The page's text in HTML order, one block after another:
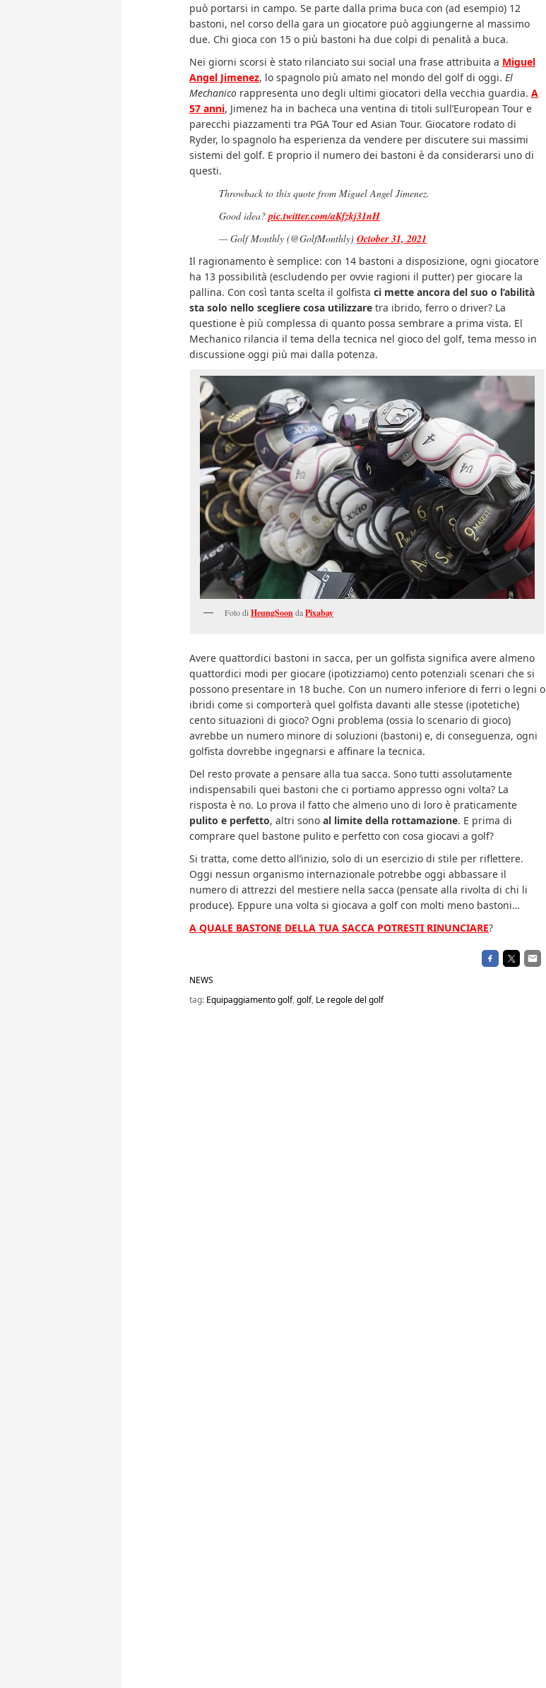
può portarsi in campo. Se parte dalla prima buca con (ad esempio) 12
bastoni, nel corso della gara un giocatore può aggiungerne al massimo
due. Chi gioca con 15 o più bastoni ha due colpi di penalità a buca.
Nei giorni scorsi è stato rilanciato sui social una frase attribuita a Miguel
Angel Jimenez, lo spagnolo più amato nel mondo del golf di oggi. El
Mechanico rappresenta uno degli ultimi giocatori della vecchia guardia. A
57 anni, Jimenez ha in bacheca una ventina di titoli sull’European Tour e
parecchi piazzamenti tra PGA Tour ed Asian Tour. Giocatore rodato di
Ryder, lo spagnolo ha esperienza da vendere per discutere sui massimi
sistemi del golf. E proprio il numero dei bastoni è da considerarsi uno di
questi.
Throwback to this quote from Miguel Angel Jimenez.
Good idea? pic.twitter.com/aKfzkj31nH
— Golf Monthly (@GolfMonthly) October 31, 2021
Il ragionamento è semplice: con 14 bastoni a disposizione, ogni giocatore
ha 13 possibilità (escludendo per ovvie ragioni il putter) per giocare la
pallina. Con così tanta scelta il golfista ci mette ancora del suo o l’abilità
sta solo nello scegliere cosa utilizzare tra ibrido, ferro o driver? La
questione è più complessa di quanto possa sembrare a prima vista. El
Mechanico rilancia il tema della tecnica nel gioco del golf, tema messo in
discussione oggi più mai dalla potenza.
Foto diHeungSoondaPixabay
Avere quattordici bastoni in sacca, per un golfista significa avere almeno
quattordici modi per giocare (ipotizziamo) cento potenziali scenari che si
possono presentare in 18 buche. Con un numero inferiore di ferri o legni o
ibridi come si comporterà quel golfista davanti alle stesse (ipotetiche)
cento situazioni di gioco? Ogni problema (ossia lo scenario di gioco)
avrebbe un numero minore di soluzioni (bastoni) e, di conseguenza, ogni
golfista dovrebbe ingegnarsi e affinare la tecnica.
Del resto provate a pensare alla tua sacca. Sono tutti assolutamente
indispensabili quei bastoni che ci portiamo appresso ogni volta? La
risposta è no. Lo prova il fatto che almeno uno di loro è praticamente
pulito e perfetto, altri sono al limite della rottamazione. E prima di
comprare quel bastone pulito e perfetto con cosa giocavi a golf?
Si tratta, come detto all’inizio, solo di un esercizio di stile per riflettere.
Oggi nessun organismo internazionale potrebbe oggi abbassare il
numero di attrezzi del mestiere nella sacca (pensate alla rivolta di chi li
produce). Eppure una volta si giocava a golf con molti meno bastoni…
A QUALE BASTONE DELLA TUA SACCA POTRESTI RINUNCIARE?
NEWS
tag: Equipaggiamento golf,golf, Le regole del golf